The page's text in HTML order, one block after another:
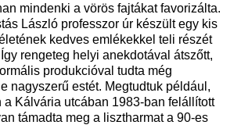
mindenki a vörös fajtákat favorizálta.
László professzor úr készült egy kis
kedves emlékekkel teli részét
rengeteg helyi anekdotával átszőtt,
produkcióval tudta még
nagyszerű estét. Megtudtuk például,
a Kálvária utcában 1983-ban felállított
támadta meg a lisztharmat a 90-es